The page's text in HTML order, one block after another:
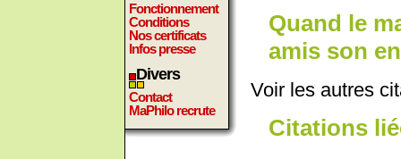
Fonctionnement
Conditions
Nos certificats
Infos presse
Divers
Contact
MaPhilo recrute
Quand le
amis son
Voir les autres
Citations